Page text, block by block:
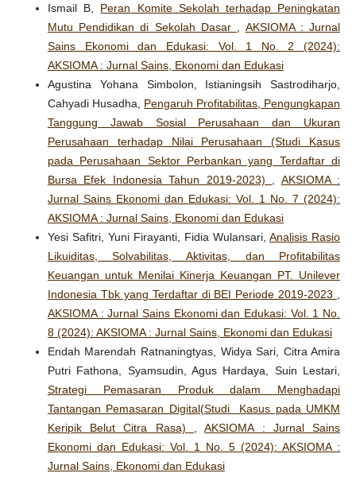
Ismail B, Peran Komite Sekolah terhadap Peningkatan
Mutu Pendidikan di Sekolah Dasar
AKSIOMA : Jurnal
Sains Ekonomi dan Edukasi: Vol. 1 No. 2 (2024):
AKSIOMA : Jurnal Sains, Ekonomi dan Edukasi
Agustina Yohana Simbolon, Istianingsih Sastrodiharjo,
Cahyadi Husadha, Pengaruh Profitabilitas, Pengungkapan
Tanggung Jawab Sosial Perusahaan dan Ukuran
Perusahaan terhadap Nilai Perusahaan (Studi Kasus
pada Perusahaan Sektor Perbankan yang Terdaftar di
Bursa Efek Indonesia Tahun 2019-2023)
AKSIOMA :
Jurnal Sains Ekonomi dan Edukasi: Vol. 1 No. 7 (2024):
AKSIOMA : Jurnal Sains, Ekonomi dan Edukasi
Yesi Safitri, Yuni Firayanti, Fidia Wulansari,Analisis Rasio
Likuiditas, Solvabilitas, Aktivitas, dan Profitabilitas
Keuangan untuk Menilai Kinerja Keuangan PT. Unilever
Indonesia Tbk yang Terdaftar di BEI Periode 2019-2023
AKSIOMA : Jurnal Sains Ekonomi dan Edukasi: Vol. 1 No.
8 (2024): AKSIOMA : Jurnal Sains, Ekonomi dan Edukasi
Endah Marendah Ratnaningtyas, Widya Sari, Citra Amira
Putri Fathona, Syamsudin, Agus Hardaya, Suin Lestari,
Strategi Pemasaran Produk dalam Menghadapi
Tantangan Pemasaran Digital(Studi Kasus pada UMKM
Keripik Belut Citra Rasa)
,AKSIOMA : Jurnal Sains
Ekonomi dan Edukasi: Vol. 1 No. 5 (2024): AKSIOMA :
Jurnal Sains, Ekonomi dan Edukasi